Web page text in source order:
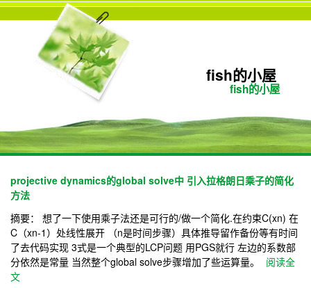
fish的小屋
fish的小屋
projective dynamics的global solve中 引入拉格朗日乘子的简化
方法
摘要： 想了一下使用乘子法还是可行的/做一个简化.在约束C(xn) 在
C（xn-1）处线性展开 （n是时间步骤）具体推导留作备份等有时间
了去代码实现 3式是一个典型的LCP问题 用PGS就行 左边的系数部
分依然是常量 当然整个global solve步骤增加了些运算量。
阅读全
文